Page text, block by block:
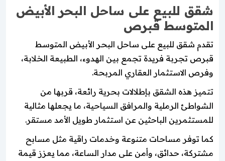
شقق للبيع على ساحل البحر الأبيض
المتوسط قبرص
تقدم شقق للبيع على ساحل البحر الأبيض المتوسط
قبرص تجربة فريدة تجمع بين الهدوء، الطبيعة الخلابة،
وفرص الاستثمار العقاري المربحة.
تتميز هذه الشقق بإطلالات بحرية رائعة، قربها من
الشواطئ الرملية والمرافق السياحية، ما يجعلها مثالية
للمستثمرين الباحثين عن استثمار طويل الأمد مستقر.
كما توفر مساحات متنوعة وخدمات راقية مثل مسابح
مشتركة، حدائق، وأمن على مدار الساعة، مما يعزز قيمة